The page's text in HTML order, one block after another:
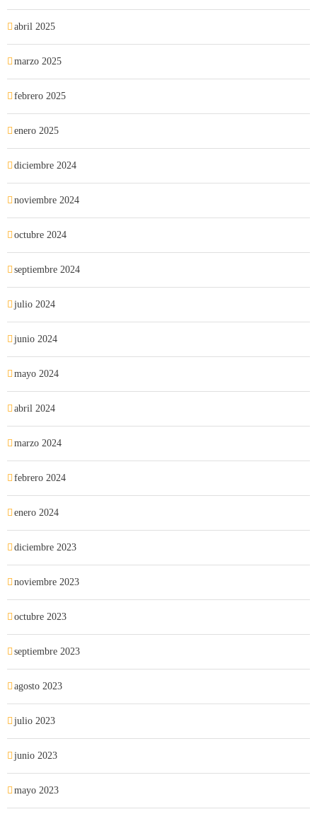
abril 2025
marzo 2025
febrero 2025
enero 2025
diciembre 2024
noviembre 2024
octubre 2024
septiembre 2024
julio 2024
junio 2024
mayo 2024
abril 2024
marzo 2024
febrero 2024
enero 2024
diciembre 2023
noviembre 2023
octubre 2023
septiembre 2023
agosto 2023
julio 2023
junio 2023
mayo 2023